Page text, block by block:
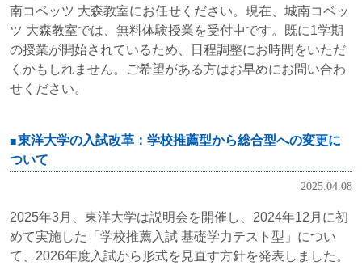
南コベッツ 大森教室にお任せください。現在、城南コベッ
ツ 大森教室では、無料体験授業を受付中です。既に1学期
の授業が開始されているため、日程調整にお時間をいただ
くかもしれません。ご希望がある方はお早めにお問い合わ
せください。
東洋大学の入試改革：学校推薦型から総合型への変更に
ついて
2025.04.08
2025年3月、東洋大学は説明会を開催し、2024年12月に初
めて実施した「学校推薦入試 基礎学力テスト型」につい
て、2026年度入試から形式を見直す方針を発表しました。